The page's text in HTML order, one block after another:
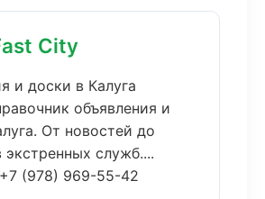
City
и доски в Калуга
объявления и
От новостей до
экстренных служб....
+7 (978) 969-55-42